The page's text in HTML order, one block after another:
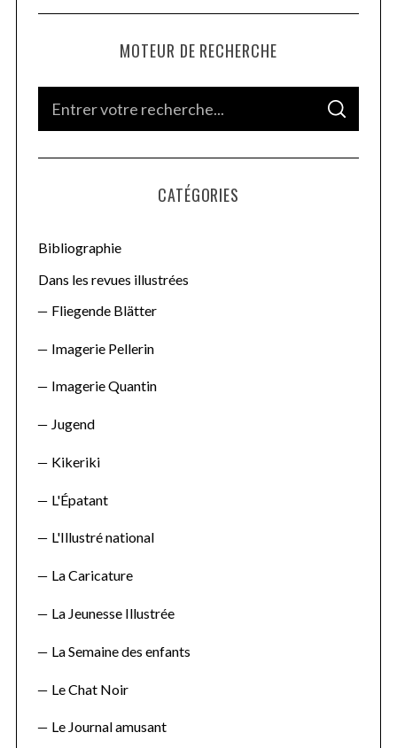
MOTEUR DE RECHERCHE
f
o
S
A
C
CATÉGORIES
Bibliographie
Dans les revues illustrées
Fliegende Blätter
Imagerie Pellerin
Imagerie Quantin
Jugend
Kikeriki
L'Épatant
L'Illustré national
La Caricature
La Jeunesse Illustrée
La Semaine des enfants
Le Chat Noir
Le Journal amusant